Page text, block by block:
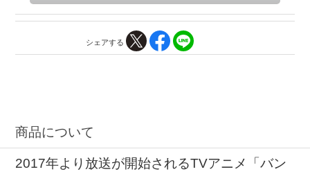
シェアする
商品について
2017年より放送が開始されるTVアニメ「バン